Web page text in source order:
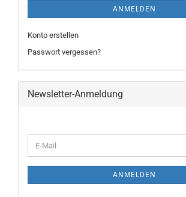
ANMELDEN
Konto erstellen
Passwort vergessen?
Newsletter-Anmeldung
ZUR
E-
Mail
ANMELDEN